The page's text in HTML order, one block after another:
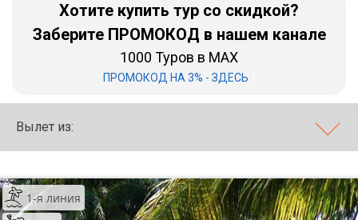
Хотите купить тур со скидкой?
Заберите ПРОМОКОД в нашем канале
1000 Туров в MAX
ПРОМОКОД НА 3% - ЗДЕСЬ
Вылет из:
1-я линия
Бали
Северный Гоа
Занзибар